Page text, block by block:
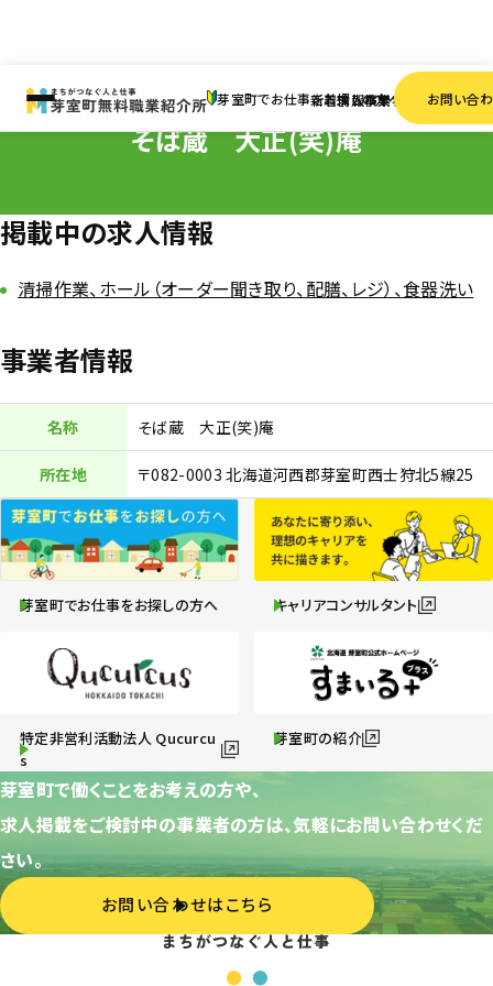
芽室町でお仕事をお探しの方へ
新着情報求人検索事業者一覧お問い合
そば蔵 大正(笑)庵
掲載中の求人情報
清掃作業、ホール（オーダー聞き取り、配膳、レジ）、食器洗い
事業者情報
名称 そば蔵 大正(笑)庵
所在地 〒082-0003 北海道河西郡芽室町西士狩北5線25
芽室町でお仕事をお探しの方へ キャリアコンサルタント
特定非営利活動法人 Qucurcu
s
芽室町の紹介
芽室町で働くことをお考えの方や、
求人掲載をご検討中の事業者の方は、気軽にお問い合わせくだ
さい。
お問い合わせはこちら